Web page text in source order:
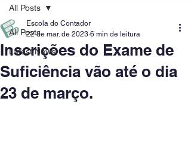
All Posts
Latest News
All Posts
Inscrições do Exame de
Suficiência vão até o dia
23 de março.
Escola do Contador
22 de mar. de 2023 6 min de leitura